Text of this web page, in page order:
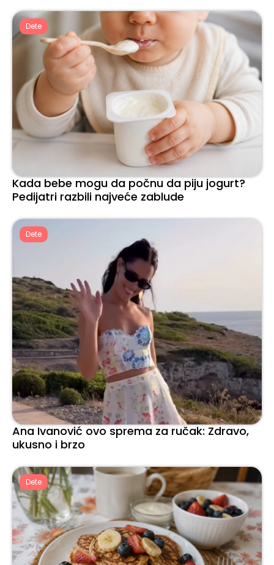
Dete
Kada bebe mogu da počnu da piju jogurt?
Pedijatri razbili najveće zablude
Dete
Ana Ivanović ovo sprema za ručak: Zdravo,
ukusno i brzo
Dete